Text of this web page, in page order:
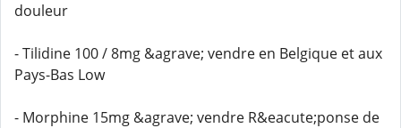
douleur
- Tilidine 100 / 8mg &agrave; vendre en Belgique et aux
Pays-Bas Low
- Morphine 15mg &agrave; vendre R&eacute;ponse de